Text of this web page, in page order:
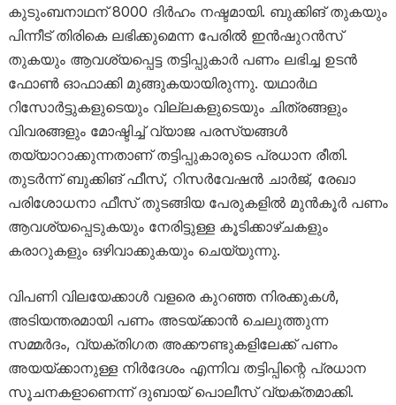
കുടുംബനാഥന് 8000 ദിർഹം നഷ്ടമായി. ബുക്കിങ് തുകയും
പിന്നീട് തിരികെ ലഭിക്കുമെന്ന പേരിൽ ഇൻഷുറൻസ്
തുകയും ആവശ്യപ്പെട്ട തട്ടിപ്പുകാർ പണം ലഭിച്ച ഉടൻ
ഫോൺ ഓഫാക്കി മുങ്ങുകയായിരുന്നു. യഥാർഥ
റിസോർട്ടുകളുടെയും വില്ലകളുടെയും ചിത്രങ്ങളും
വിവരങ്ങളും മോഷ്ടിച്ച് വ്യാജ പരസ്യങ്ങൾ
തയ്യാറാക്കുന്നതാണ് തട്ടിപ്പുകാരുടെ പ്രധാന രീതി.
തുടർന്ന് ബുക്കിങ് ഫീസ്, റിസർവേഷൻ ചാർജ്, രേഖാ
പരിശോധനാ ഫീസ് തുടങ്ങിയ പേരുകളിൽ മുൻകൂർ പണം
ആവശ്യപ്പെടുകയും നേരിട്ടുള്ള കൂടിക്കാഴ്ചകളും
കരാറുകളും ഒഴിവാക്കുകയും ചെയ്യുന്നു.
വിപണി വിലയേക്കാൾ വളരെ കുറഞ്ഞ നിരക്കുകൾ,
അടിയന്തരമായി പണം അടയ്ക്കാൻ ചെലുത്തുന്ന
സമ്മർദം, വ്യക്തിഗത അക്കൗണ്ടുകളിലേക്ക് പണം
അയയ്ക്കാനുള്ള നിർദേശം എന്നിവ തട്ടിപ്പിന്റെ പ്രധാന
സൂചനകളാണെന്ന് ദുബായ് പൊലീസ് വ്യക്തമാക്കി.